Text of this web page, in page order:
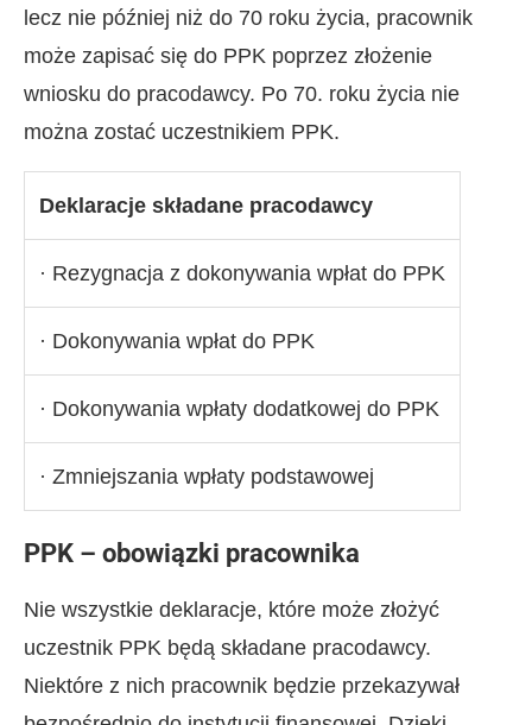
lecz nie później niż do 70 roku życia, pracownik
może zapisać się do PPK poprzez złożenie
wniosku do pracodawcy. Po 70. roku życia nie
można zostać uczestnikiem PPK.
Deklaracje składane pracodawcy
· Rezygnacja z dokonywania wpłat do PPK
· Dokonywania wpłat do PPK
· Dokonywania wpłaty dodatkowej do PPK
· Zmniejszania wpłaty podstawowej
PPK – obowiązki pracownika
Nie wszystkie deklaracje, które może złożyć
uczestnik PPK będą składane pracodawcy.
Niektóre z nich pracownik będzie przekazywał